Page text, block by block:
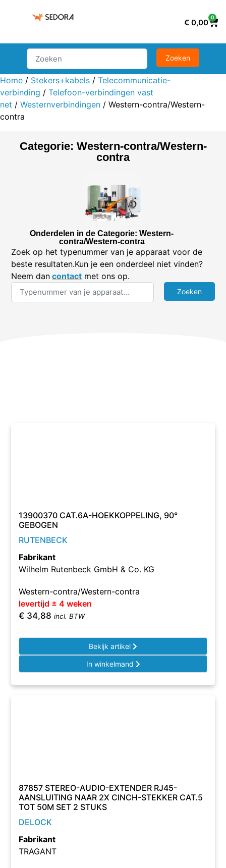
€ 0,00
0
Home / Stekers+kabels / Telecommunicatie-
verbinding / Telefoon-verbindingen vast
net / Westernverbindingen / Western-contra/Western-
contra
Categorie: Western-contra/Western-
contra
Onderdelen in de Categorie: Western-
contra/Western-contra
Zoek op het typenummer van je apparaat voor de
beste resultaten.Kun je een onderdeel niet vinden?
Neem dan contact met ons op.
13900370 CAT.6A-HOEKKOPPELING, 90°
GEBOGEN
RUTENBECK
Fabrikant
Wilhelm Rutenbeck GmbH & Co. KG
Western-contra/Western-contra
levertijd ± 4 weken
€ 34,88 incl. BTW
Bekijk artikel
In winkelmand
87857 STEREO-AUDIO-EXTENDER RJ45-
AANSLUITING NAAR 2X CINCH-STEKKER CAT.5
TOT 50M SET 2 STUKS
DELOCK
Fabrikant
TRAGANT